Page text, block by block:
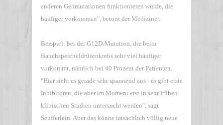
anderen Genmutationen funktionieren würde, die
häufiger vorkommen", betont der Mediziner.
Beispiel: bei der G12D-Mutation, die beim
Bauchspeicheldrüsenkrebs sehr viel häufiger
vorkommt, nämlich bei 40 Prozent der Patienten.
"Hier sieht es gerade sehr spannend aus - es gibt erste
Inhibitoren, die aber im Moment erst in sehr frühen
klinischen Studien untersucht werden", sagt
Seufferlein. Aber das könne tatsächlich völlig neue